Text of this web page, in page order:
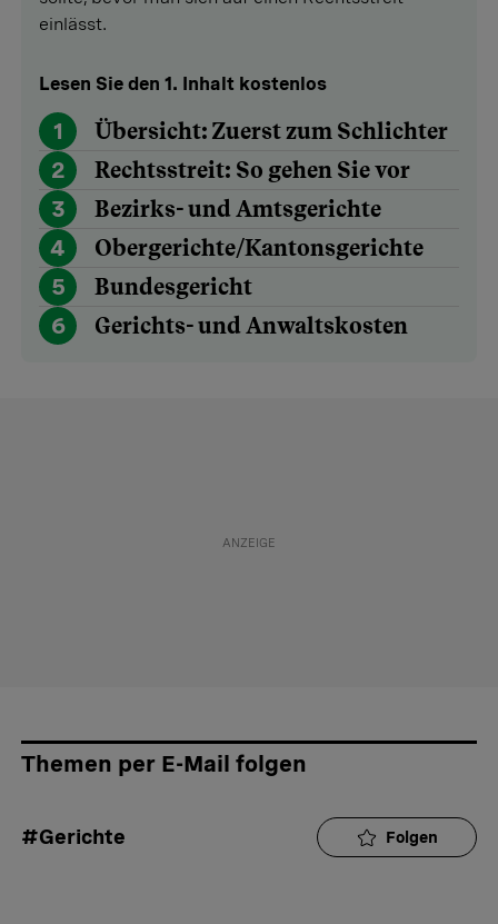
einlässt.
Lesen Sie den 1. Inhalt kostenlos
1
Übersicht: Zuerst zum Schlichter
2
Rechtsstreit: So gehen Sie vor
3
Bezirks- und Amtsgerichte
4
Obergerichte/Kantonsgerichte
5
Bundesgericht
6
Gerichts- und Anwaltskosten
Themen per E-Mail folgen
#Gerichte Folgen